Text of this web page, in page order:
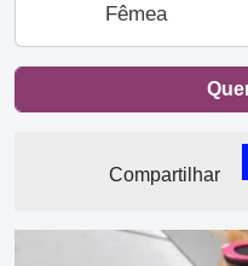
Fêmea
Compartilhar